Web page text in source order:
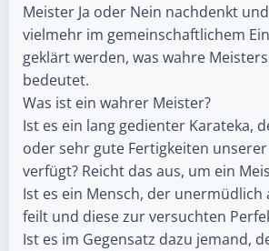
Meister Ja oder Nein nachdenkt
vielmehr im gemeinschaftlichem
geklärt werden, was wahre
bedeutet.
Was ist ein wahrer Meister?
Ist es ein lang gedienter Karateka,
oder sehr gute Fertigkeiten
verfügt? Reicht das aus, um ein
Ist es ein Mensch, der unermüdlich
feilt und diese zur versuchten
Ist es im Gegensatz dazu jemand,